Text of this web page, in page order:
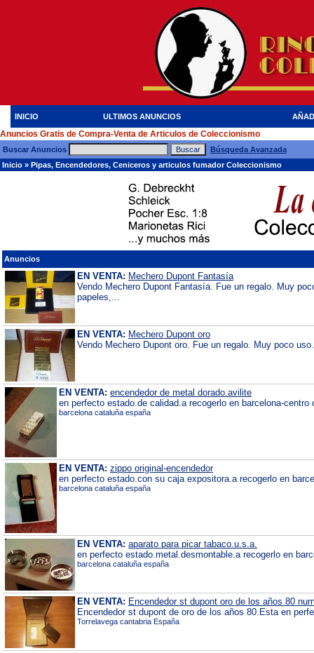
INICIO ULTIMOS ANUNCIOS
Anuncios Gratis de Compra-Venta de Articulos de Coleccionismo
Buscar Anuncios
Búsqueda Avanzada
Inicio » Pipas, Encendedores, Ceniceros y articulos fumador Coleccionismo
Anuncios
EN VENTA: Mechero Dupont Fantasía
Vendo Mechero Dupont Fantasía. Fue un regalo. Muy
papeles,...
EN VENTA: Mechero Dupont oro
Vendo Mechero Dupont oro. Fue un regalo. Muy poco
EN VENTA: encendedor de metal dorado.avilite
en perfecto estado.de calidad.a recogerlo en barcelona-
barcelona cataluña españa
EN VENTA: zippo original-encendedor
en perfecto estado.con su caja expositora.a recogerlo en
barcelona cataluña españa
EN VENTA: aparato para picar tabaco.u.s.a.
en perfecto estado.metal.desmontable.a recogerlo en
barcelona cataluña españa
EN VENTA: Encendedor st dupont oro de los años 80
Encendedor st dupont de oro de los años 80.Esta en
Torrelavega cantabria España